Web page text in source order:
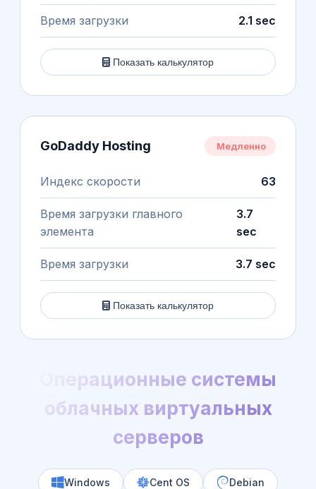
Время загрузки 2.1 sec
Показать калькулятор
GoDaddy Hosting Медленно
Индекс скорости 63
Время загрузки главного
элемента
3.7
sec
Время загрузки 3.7 sec
Показать калькулятор
Операционные системы
облачных виртуальных
серверов
Windows Cent OS Debian